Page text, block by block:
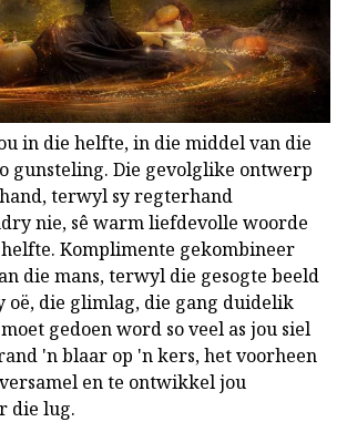
in die helfte, in die middel van die
gunsteling. Die gevolglike ontwerp
terwyl sy regterhand
nie, sê warm liefdevolle woorde
Komplimente gekombineer
die mans, terwyl die gesogte beeld
oë, die glimlag, die gang duidelik
gedoen word so veel as jou siel
'n blaar op 'n kers, het voorheen
en te ontwikkel jou
die lug.